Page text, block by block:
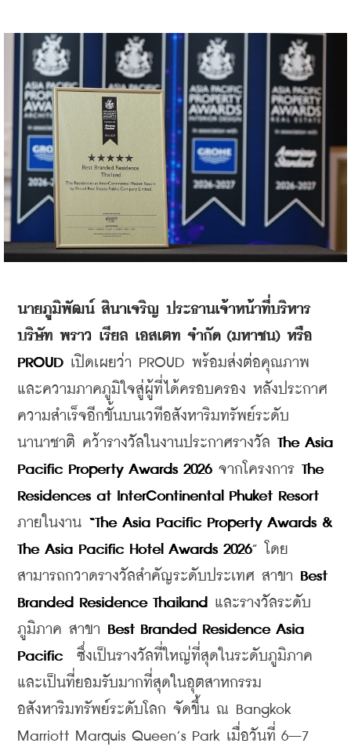
นายภูมิพัฒน์ สินาเจริญ ประธานเจ้าหน้าที่บริหาร
PROUD เปิดเผยว่า PROUD พร้อมส่งต่อคุณภาพ
และความภาคภูมิใจสู่ผู้ที่ได้ครอบครอง หลังประกาศ
ความสำเร็จอีกขั้นบนเวทีอสังหาริมทรัพย์ระดับ
นานาชาติ คว้ารางวัลในงานประกาศรางวัล The Asia
Pacific Property Awards 2026 จากโครงการ The
Residences at InterContinental Phuket Resort
ภายในงาน “The Asia Pacific Property Awards &
The Asia Pacific Hotel Awards 2026” โดย
สามารถกวาดรางวัลสำคัญระดับประเทศ สาขา Best
Branded Residence Thailand และรางวัลระดับ
ภูมิภาค สาขา Best Branded Residence Asia
Pacific ซึ่งเป็นรางวัลที่ใหญ่ที่สุดในระดับภูมิภาค
และเป็นที่ยอมรับมากที่สุดในอุตสาหกรรม
อสังหาริมทรัพย์ระดับโลก จัดขึ้น ณ Bangkok
Marriott Marquis Queen’s Park เมื่อวันที่ 6–7